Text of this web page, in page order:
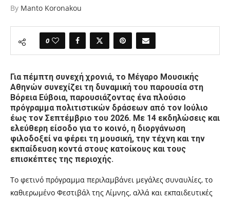
By Manto Koronakou
0
Για πέμπτη συνεχή χρονιά, το Μέγαρο Μουσικής
Αθηνών συνεχίζει τη δυναμική του παρουσία στη
Βόρεια Εύβοια, παρουσιάζοντας ένα πλούσιο
πρόγραμμα πολιτιστικών δράσεων από τον Ιούλιο
έως τον Σεπτέμβριο του 2026. Με 14 εκδηλώσεις και
ελεύθερη είσοδο για το κοινό, η διοργάνωση
φιλοδοξεί να φέρει τη μουσική, την τέχνη και την
εκπαίδευση κοντά στους κατοίκους και τους
επισκέπτες της περιοχής.
Το φετινό πρόγραμμα περιλαμβάνει μεγάλες συναυλίες, το
καθιερωμένο Φεστιβάλ της Λίμνης, αλλά και εκπαιδευτικές